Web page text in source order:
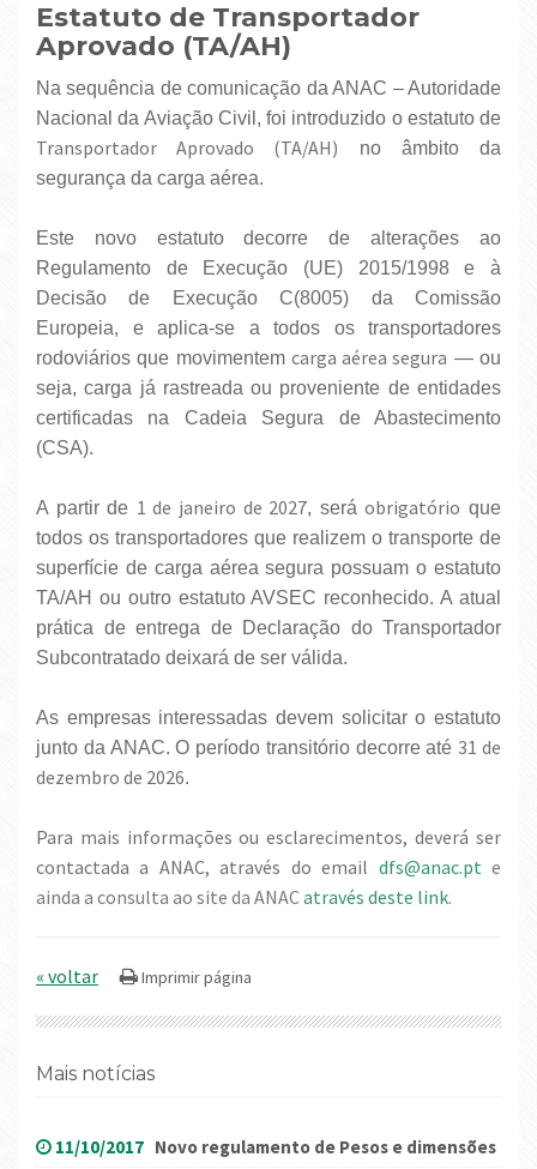
Estatuto de Transportador
Aprovado (TA/AH)
Na sequência de comunicação da ANAC – Autoridade
Nacional da Aviação Civil, foi introduzido o estatuto de
Transportador Aprovado (TA/AH) no âmbito da
segurança da carga aérea.
Este novo estatuto decorre de alterações ao
Regulamento de Execução (UE) 2015/1998 e à
Decisão de Execução C(8005) da Comissão
Europeia, e aplica-se a todos os transportadores
rodoviários que movimentem carga aérea segura — ou
seja, carga já rastreada ou proveniente de entidades
certificadas na Cadeia Segura de Abastecimento
(CSA).
A partir de 1 de janeiro de 2027, seráobrigatório que
todos os transportadores que realizem o transporte de
superfície de carga aérea segura possuam o estatuto
TA/AH ou outro estatuto AVSEC reconhecido. A atual
prática de entrega de Declaração do Transportador
Subcontratado deixará de ser válida.
As empresas interessadas devem solicitar o estatuto
junto da ANAC. O período transitório decorre até31 de
dezembro de 2026.
Para mais informações ou esclarecimentos, deverá ser
contactada a ANAC, através do email dfs@anac.pt e
ainda a consulta ao site da ANACatravés deste link.
« voltar
Mais notícias
11/10/2017 Novo regulamento de Pesos e dimensões